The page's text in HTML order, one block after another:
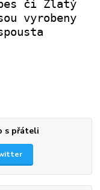
či Zlatý
vyrobeny
s přáteli